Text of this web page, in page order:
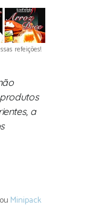
refeições!
a
ou Minipack